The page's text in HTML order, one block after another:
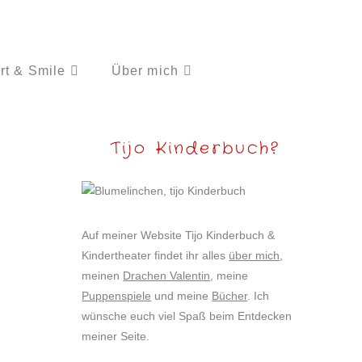
& Smile Über mich
Tijo Kinderbuch?
Auf meiner Website Tijo Kinderbuch &
Kindertheater findet ihr alles über mich
meinen Drachen Valentin , meine
Puppenspiele und meine Bücher. Ich
wünsche euch viel Spaß beim Entdecken
meiner Seite.